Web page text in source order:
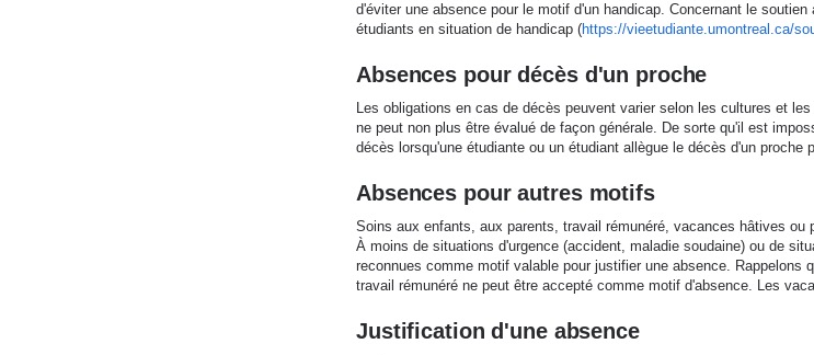
d'éviter une absence pour le motif d'un handicap. Concernant le
étudiants en situation de handicap (https://vieetudiante.umontreal.ca/
Absences pour décès d'un proche
Les obligations en cas de décès peuvent varier selon les cultures et
ne peut non plus être évalué de façon générale. De sorte qu'il est
décès lorsqu'une étudiante ou un étudiant allègue le décès d'un proche
Absences pour autres motifs
Soins aux enfants, aux parents, travail rémunéré, vacances hâtives
À moins de situations d'urgence (accident, maladie soudaine) ou de
reconnues comme motif valable pour justifier une absence.
travail rémunéré ne peut être accepté comme motif d'absence. Les
Justification d'une absence